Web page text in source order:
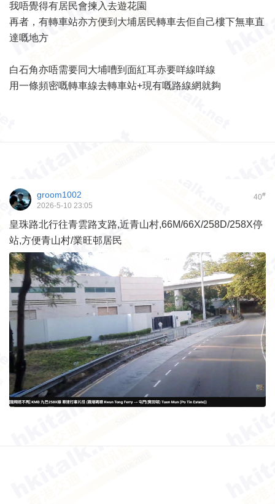
我唔覺得有居民會揀入去遊花園
再者，有轉車站亦方便到大埔居民轉車去佢自己樓下無車直
達嘅地方
白石角亦唔需要同大埔嘈到面紅耳赤要咩線咩線
用一條頻密嘅轉車線去轉車站+現有嘅路線網就夠
40#
groom1002
2026-5-10 23:05
皇珠路北行往青雲路支路,近青山村,66M/66X/258D/258X停
站,方便青山村/業旺邨居民